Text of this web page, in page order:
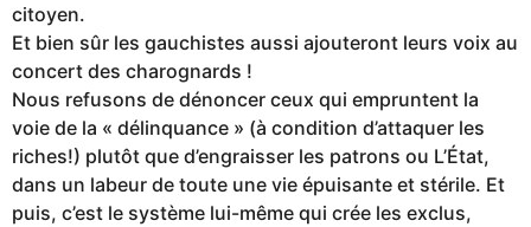
citoyen.
Et bien sûr les gauchistes aussi ajouteront leurs voix au
concert des charognards !
Nous refusons de dénoncer ceux qui empruntent la
voie de la « délinquance » (à condition d’attaquer les
riches!) plutôt que d’engraisser les patrons ou L’État,
dans un labeur de toute une vie épuisante et stérile. Et
puis, c’est le système lui-même qui crée les exclus,